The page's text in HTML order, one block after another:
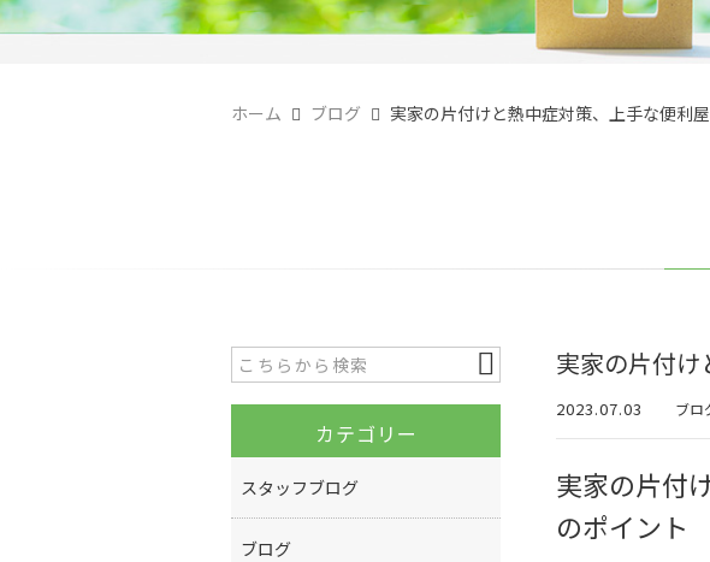
ホーム ブログ 実家の片付けと熱中症対策、上手な便利
実家の片付
2023.07.03 ブロ
実家の片付
のポイント
カテゴリー
スタッフブログ
ブログ